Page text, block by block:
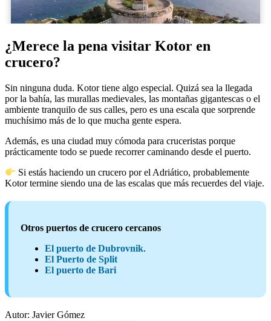
¿Merece la pena visitar Kotor en
crucero?
Sin ninguna duda. Kotor tiene algo especial. Quizá sea la llegada
por la bahía, las murallas medievales, las montañas gigantescas o el
ambiente tranquilo de sus calles, pero es una escala que sorprende
muchísimo más de lo que mucha gente espera.
Además, es una ciudad muy cómoda para cruceristas porque
prácticamente todo se puede recorrer caminando desde el puerto.
Si estás haciendo un crucero por el Adriático, probablemente
Kotor termine siendo una de las escalas que más recuerdes del viaje.
Otros puertos de crucero cercanos
El puerto de Dubrovnik.
El Puerto de Split
El puerto de Bari
Autor: Javier Gómez